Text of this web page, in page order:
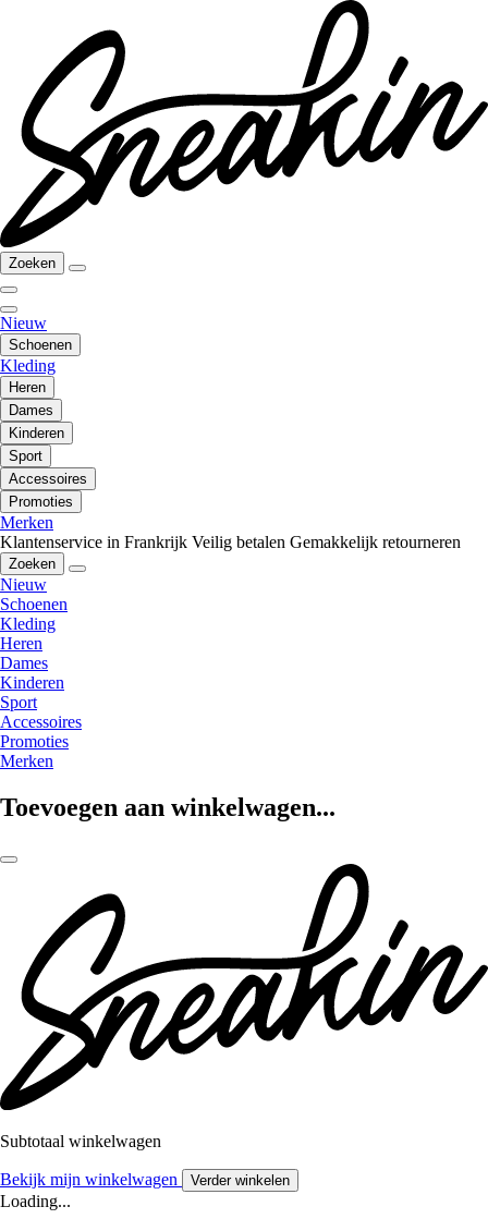
Zoeken
Nieuw
Schoenen
Kleding
Heren
Dames
Kinderen
Sport
Accessoires
Promoties
Merken
Klantenservice in Frankrijk Veilig betalen Gemakkelijk retourneren
Zoeken
Nieuw
Schoenen
Kleding
Heren
Dames
Kinderen
Sport
Accessoires
Promoties
Merken
Toevoegen aan winkelwagen...
Subtotaal winkelwagen
Bekijk mijn winkelwagen Verder winkelen
Loading...